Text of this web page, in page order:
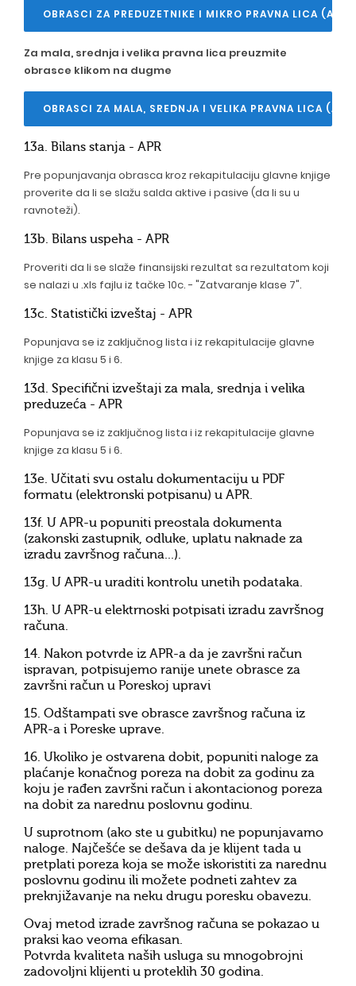
OBRASCI ZA PREDUZETNIKE I MIKRO PRAVNA LICA (APR)
Za mala, srednja i velika pravna lica preuzmite
obrasce klikom na dugme
OBRASCI ZA MALA, SREDNJA I VELIKA PRAVNA LICA
13a. Bilans stanja - APR
Pre popunjavanja obrasca kroz rekapitulaciju glavne knjige
proverite da li se slažu salda aktive i pasive (da li su u
ravnoteži).
13b. Bilans uspeha - APR
Proveriti da li se slaže finansijski rezultat sa rezultatom koji
se nalazi u .xls fajlu iz tačke 10c. - "Zatvaranje klase 7".
13c. Statistički izveštaj - APR
Popunjava se iz zaključnog lista i iz rekapitulacije glavne
knjige za klasu 5 i 6.
13d. Specifični izveštaji za mala, srednja i velika
preduzeća - APR
Popunjava se iz zaključnog lista i iz rekapitulacije glavne
knjige za klasu 5 i 6.
13e. Učitati svu ostalu dokumentaciju u PDF
formatu (elektronski potpisanu) u APR.
13f. U APR-u popuniti preostala dokumenta
(zakonski zastupnik, odluke, uplatu naknade za
izradu završnog računa...).
13g. U APR-u uraditi kontrolu unetih podataka.
13h. U APR-u elektrnoski potpisati izradu završnog
računa.
14. Nakon potvrde iz APR-a da je završni račun
ispravan, potpisujemo ranije unete obrasce za
završni račun u Poreskoj upravi
15. Odštampati sve obrasce završnog računa iz
APR-a i Poreske uprave.
16. Ukoliko je ostvarena dobit, popuniti naloge za
plaćanje konačnog poreza na dobit za godinu za
koju je rađen završni račun i akontacionog poreza
na dobit za narednu poslovnu godinu.
U suprotnom (ako ste u gubitku) ne popunjavamo
naloge. Najčešće se dešava da je klijent tada u
pretplati poreza koja se može iskoristiti za narednu
poslovnu godinu ili možete podneti zahtev za
preknjižavanje na neku drugu poresku obavezu.
Ovaj metod izrade završnog računa se pokazao u
praksi kao veoma efikasan.
Potvrda kvaliteta naših usluga su mnogobrojni
zadovoljni klijenti u proteklih 30 godina.